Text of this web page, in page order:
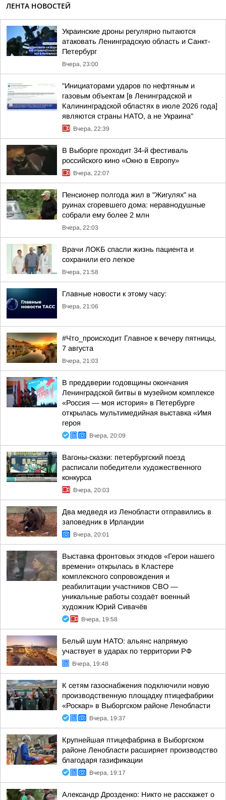
ЛЕНТА НОВОСТЕЙ
Украинские дроны регулярно пытаются
атаковать Ленинградскую область и Санкт-
Петербург
Вчера, 23:00
"Инициаторами ударов по нефтяным и
газовым объектам [в Ленинградской и
Калининградской областях в июле 2026 года]
являются страны НАТО, а не Украина"
Вчера, 22:39
В Выборге проходит 34-й фестиваль
российского кино «Окно в Европу»
Вчера, 22:07
Пенсионер полгода жил в "Жигулях" на
руинах сгоревшего дома: неравнодушные
собрали ему более 2 млн
Вчера, 22:03
Врачи ЛОКБ спасли жизнь пациента и
сохранили его легкое
Вчера, 21:58
Главные новости к этому часу:
Вчера, 21:06
#Что_происходит Главное к вечеру пятницы,
7 августа
Вчера, 21:03
В преддверии годовщины окончания
Ленинградской битвы в музейном комплексе
«Россия — моя история» в Петербурге
открылась мультимедийная выставка «Имя
героя
Вчера, 20:09
Вагоны-сказки: петербургский поезд
расписали победители художественного
конкурса
Вчера, 20:03
Два медведя из Ленобласти отправились в
заповедник в Ирландии
Вчера, 20:01
Выставка фронтовых этюдов «Герои нашего
времени» открылась в Кластере
комплексного сопровождения и
реабилитации участников СВО —
уникальные работы создаёт военный
художник Юрий Сивачёв
Вчера, 19:58
Белый шум НАТО: альянс напрямую
участвует в ударах по территории РФ
Вчера, 19:48
К сетям газоснабжения подключили новую
производственную площадку птицефабрики
«Роскар» в Выборгском районе Ленобласти
Вчера, 19:37
Крупнейшая птицефабрика в Выборгском
районе Ленобласти расширяет производство
благодаря газификации
Вчера, 19:17
Александр Дрозденко: Никто не расскажет о